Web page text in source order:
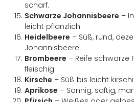
scharf.
Schwarze Johannisbeere –
leicht pflanzlich.
Heidelbeere – Süß, rund,
Johannisbeere.
Brombeere – Reife schwarze
fleischig.
Kirsche – Süß bis leicht
Aprikose – Sonnig, saftig,